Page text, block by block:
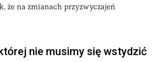
że na zmianach przyzwyczajeń
nie musimy się wstydzić